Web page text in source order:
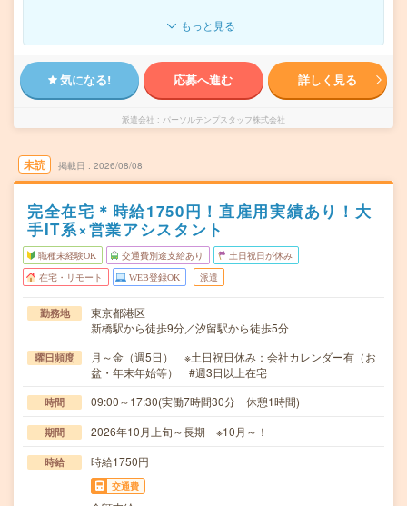
もっと見る
気になる! 応募へ進む 詳しく見る
派遣会社 パーソルテンプスタッフ株式会社
未読 掲載日 2026/08/08
完全在宅＊時給1750円！直雇用実績あり！大
手IT系×営業アシスタント
職種未経験OK 交通費別途支給あり 土日祝日が休み
在宅・リモート WEB登録OK 派遣
勤務地
東京都港区
新橋駅から徒歩9分／汐留駅から徒歩5分
曜日頻度
月～金（週5日） ※土日祝日休み：会社カレンダー有（お
盆・年末年始等） #週3日以上在宅
時間 09:00～17:30(実働7時間30分 休憩1時間)
期間 2026年10月上旬～長期 ※10月～！
時給 時給1750円
交通費